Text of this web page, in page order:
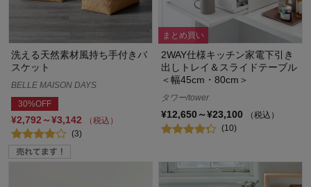
洗える天然素材風持ち手付きバ
スケット
BELLE MAISON DAYS
30%OFF
¥2,792～¥3,142
（税込）
(3)
まとめ買い
2WAY仕様キッチン家電下引き
出しトレイ＆スライドテーブル
＜幅45cm・80cm＞
タワー/tower
¥12,650～¥23,100
（税込）
(10)